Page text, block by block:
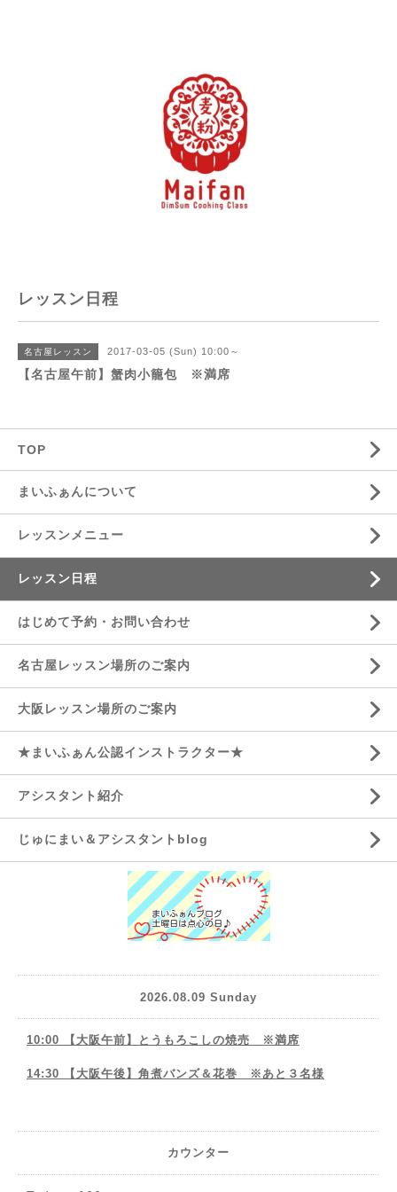
レッスン日程
名古屋レッスン 2017-03-05 (Sun) 10:00～
【名古屋午前】蟹肉小籠包 ※満席
TOP
まいふぁんについて
レッスンメニュー
レッスン日程
はじめて予約・お問い合わせ
名古屋レッスン場所のご案内
大阪レッスン場所のご案内
★まいふぁん公認インストラクター★
アシスタント紹介
じゅにまい＆アシスタントblog
2026.08.09 Sunday
10:00 【大阪午前】とうもろこしの焼売 ※満席
14:30 【大阪午後】角煮バンズ＆花巻 ※あと３名様
カウンター